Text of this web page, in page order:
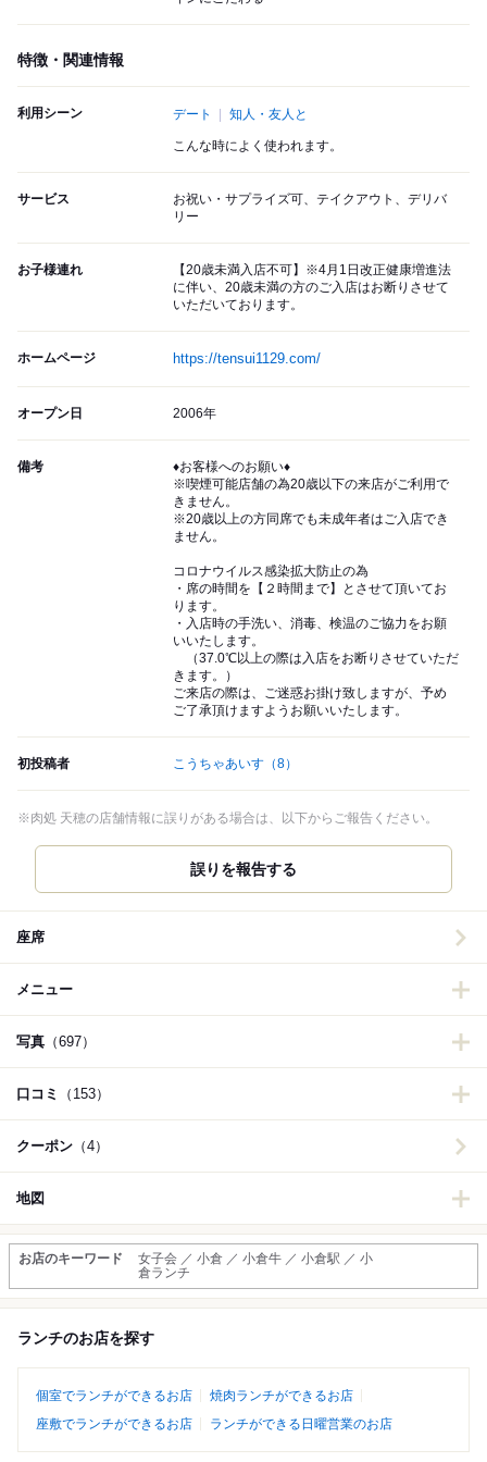
特徴・関連情報
利用シーン デート 知人・友人と
こんな時によく使われます。
サービス
お祝い・サプライズ可、テイクアウト、デリバ
リー
お子様連れ
【20歳未満入店不可】※4月1日改正健康増進法
に伴い、20歳未満の方のご入店はお断りさせて
いただいております。
ホームページ https://tensui1129.com/
オープン日 2006年
備考
♦お客様へのお願い♦
※喫煙可能店舗の為20歳以下の来店がご利用で
きません。
※20歳以上の方同席でも未成年者はご入店でき
ません。
コロナウイルス感染拡大防止の為
・席の時間を【２時間まで】とさせて頂いてお
ります。
・入店時の手洗い、消毒、検温のご協力をお願
いいたします。
（37.0℃以上の際は入店をお断りさせていただ
きます。）
ご来店の際は、ご迷惑お掛け致しますが、予め
ご了承頂けますようお願いいたします。
初投稿者 こうちゃあいす （8）
※肉処 天穂の店舗情報に誤りがある場合は、以下からご報告ください。
誤りを報告する
座席
メニュー
写真 （697）
口コミ （153）
クーポン （4）
地図
お店のキーワード
女子会 ／ 小倉 ／ 小倉牛 ／ 小倉駅 ／ 小
倉ランチ
ランチのお店を探す
個室でランチができるお店
焼肉ランチができるお店
座敷でランチができるお店
ランチができる日曜営業のお店